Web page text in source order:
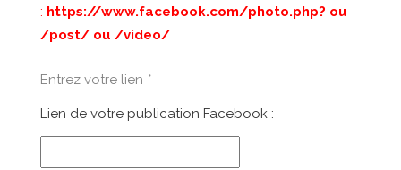
: https://www.facebook.com/photo.php? ou
/post/ ou /video/
Entrez votre lien *
Lien de votre publication Facebook :